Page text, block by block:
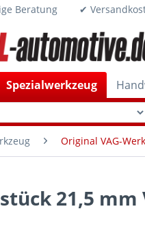
Beratung ✔
Spezialwerkzeug
Original VAG-
21,5 mm